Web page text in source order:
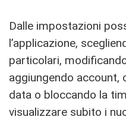
Dalle impostazioni
l’applicazione,
particolari,
aggiungendo
data o bloccando la
visualizzare subito i